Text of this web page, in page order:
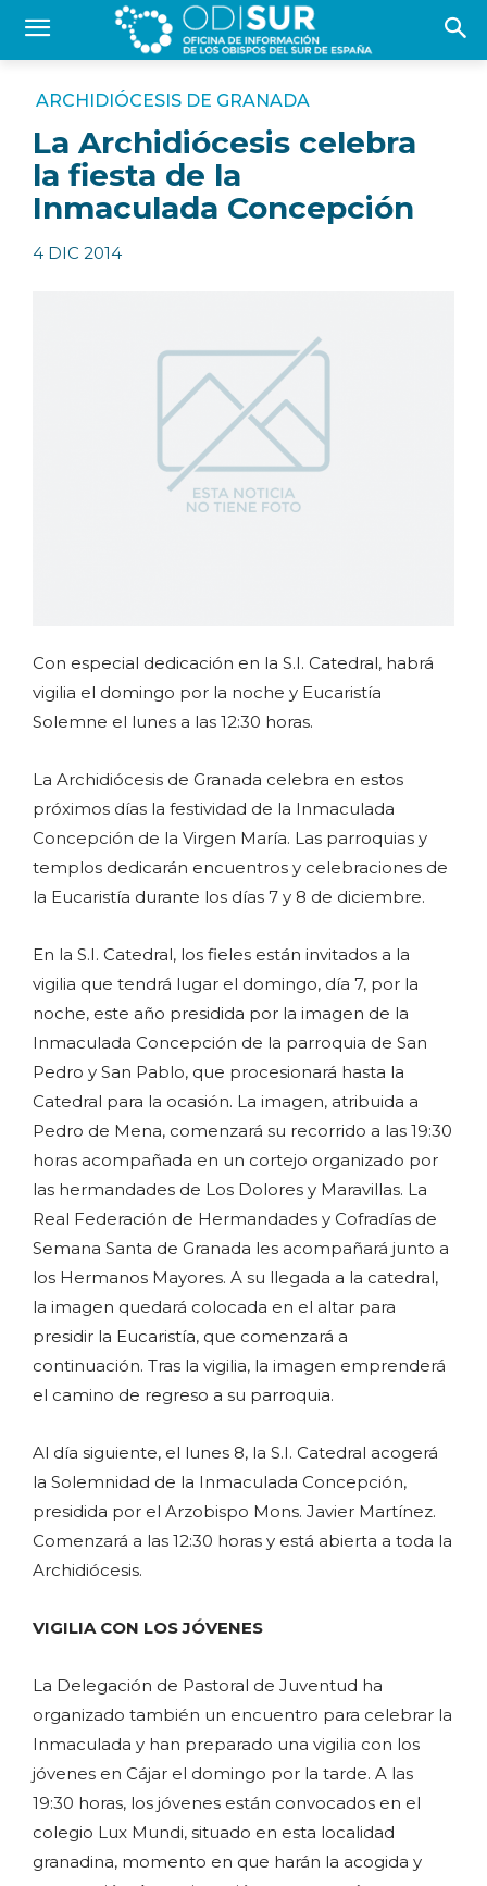
ARCHIDIÓCESIS DE GRANADA
La Archidiócesis celebra
la fiesta de la
Inmaculada Concepción
4 DIC 2014
Con especial dedicación en la S.I. Catedral, habrá
vigilia el domingo por la noche y Eucaristía
Solemne el lunes a las 12:30 horas.
La Archidiócesis de Granada celebra en estos
próximos días la festividad de la Inmaculada
Concepción de la Virgen María. Las parroquias y
templos dedicarán encuentros y celebraciones de
la Eucaristía durante los días 7 y 8 de diciembre.
En la S.I. Catedral, los fieles están invitados a la
vigilia que tendrá lugar el domingo, día 7, por la
noche, este año presidida por la imagen de la
Inmaculada Concepción de la parroquia de San
Pedro y San Pablo, que procesionará hasta la
Catedral para la ocasión. La imagen, atribuida a
Pedro de Mena, comenzará su recorrido a las 19:30
horas acompañada en un cortejo organizado por
las hermandades de Los Dolores y Maravillas. La
Real Federación de Hermandades y Cofradías de
Semana Santa de Granada les acompañará junto a
los Hermanos Mayores. A su llegada a la catedral,
la imagen quedará colocada en el altar para
presidir la Eucaristía, que comenzará a
continuación. Tras la vigilia, la imagen emprenderá
el camino de regreso a su parroquia.
Al día siguiente, el lunes 8, la S.I. Catedral acogerá
la Solemnidad de la Inmaculada Concepción,
presidida por el Arzobispo Mons. Javier Martínez.
Comenzará a las 12:30 horas y está abierta a toda la
Archidiócesis.
VIGILIA CON LOS JÓVENES
La Delegación de Pastoral de Juventud ha
organizado también un encuentro para celebrar la
Inmaculada y han preparado una vigilia con los
jóvenes en Cájar el domingo por la tarde. A las
19:30 horas, los jóvenes están convocados en el
colegio Lux Mundi, situado en esta localidad
granadina, momento en que harán la acogida y